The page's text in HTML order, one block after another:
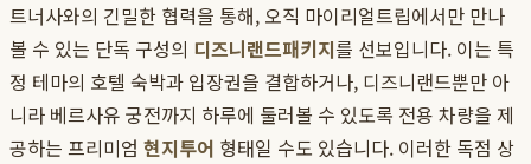
트너사와의 긴밀한 협력을 통해, 오직 마이리얼트립에서만 만나
볼 수 있는 단독 구성의 디즈니랜드패키지를 선보입니다. 이는 특
정 테마의 호텔 숙박과 입장권을 결합하거나, 디즈니랜드뿐만 아
니라 베르사유 궁전까지 하루에 둘러볼 수 있도록 전용 차량을 제
공하는 프리미엄 현지투어 형태일 수도 있습니다. 이러한 독점 상